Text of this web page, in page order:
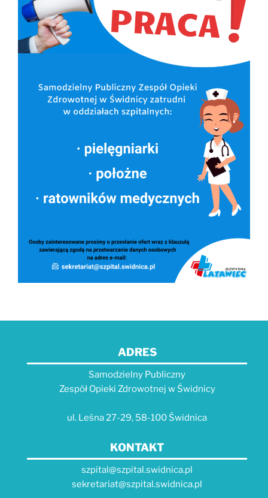
ADRES
Samodzielny Publiczny
Zespół Opieki Zdrowotnej w Świdnicy
ul. Leśna 27-29, 58-100 Świdnica
KONTAKT
szpital@szpital.swidnica.pl
sekretariat@szpital.swidnica.pl